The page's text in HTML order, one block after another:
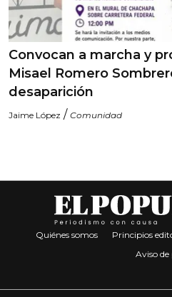
Convocan a marcha y
Misael Romero
desaparición
Jaime López / Comunidad
Quiénes somos Principios
Aviso